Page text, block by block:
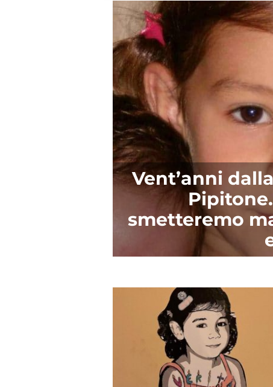
Vent’anni
smetteremo